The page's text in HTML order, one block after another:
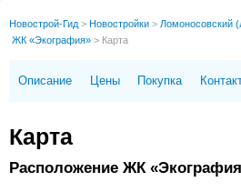
Новострой-Гид > Новостройки > Ломоносовский
ЖК «Экография» > Карта
Описание Цены Покупка
Карта
Расположение ЖК